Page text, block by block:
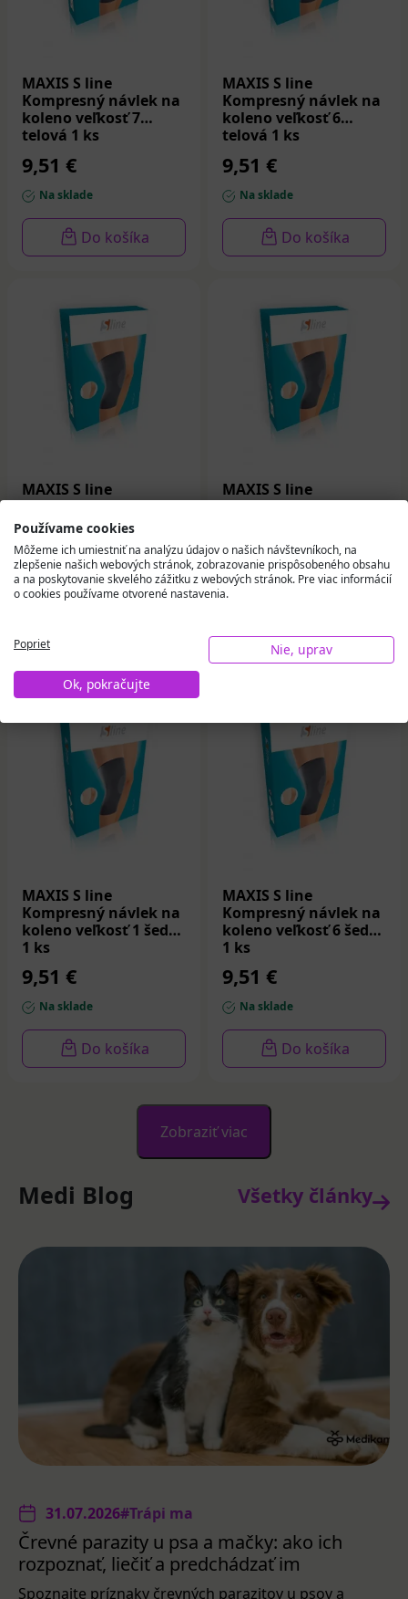
MAXIS S line
Kompresný návlek na
koleno veľkosť 7
telová 1 ks
9,51 €
Na sklade
Do košíka
MAXIS S line
Kompresný návlek na
koleno veľkosť 6
telová 1 ks
9,51 €
Na sklade
Do košíka
MAXIS S line
Kompresný návlek na
koleno veľkosť 3 šedá
1 ks
9,51 €
Na sklade
MAXIS S line
Kompresný návlek na
1 ks
9,51 €
Do košíka
MAXIS S line
Kompresný návlek na
koleno veľkosť 1 šedá
1 ks
9,51 €
Na sklade
Do košíka
MAXIS S line
Kompresný návlek na
koleno veľkosť 6 šedá
1 ks
9,51 €
Na sklade
Do košíka
Zobraziť viac
Medi Blog Všetky články
31.07.2026#Trápi ma
Črevné parazity u psa a mačky: ako ich
rozpoznať, liečiť a predchádzať im
Spoznajte príznaky črevných parazitov u psov a
Používame cookies
Môžeme ich umiestniť na analýzu údajov o našich návštevníkoch, na
zlepšenie našich webových stránok, zobrazovanie prispôsobeného obsahu
a na poskytovanie skvelého zážitku z webových stránok. Pre viac informácií
o cookies používame otvorené nastavenia.
Poprieť
Nie, uprav
Ok, pokračujte